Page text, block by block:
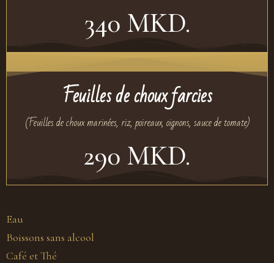
340 MKD.
Feuilles de choux farcies
(Feuilles de choux marinées, riz, poireaux, oignons, sauce de tomate)
290 MKD.
Eau
Boissons sans alcool
Café et Thé